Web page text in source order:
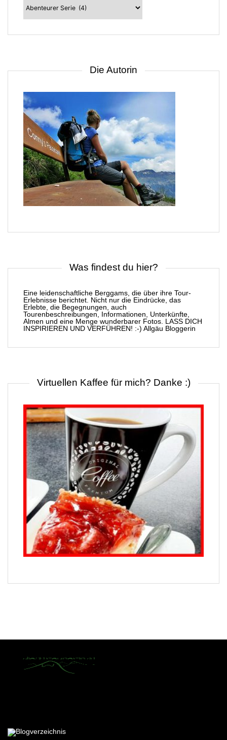
–
nach
Die Autorin
Was findest du hier?
Eine leidenschaftliche Berggams, die über ihre Tour-
Erlebnisse berichtet. Nicht nur die Eindrücke, das
Erlebte, die Begegnungen, auch
Tourenbeschreibungen, Informationen, Unterkünfte,
Almen und eine Menge wunderbarer Fotos. LASS DICH
INSPIRIEREN UND VERFÜHREN! :-) Allgäu Bloggerin
Virtuellen Kaffee für mich? Danke :)